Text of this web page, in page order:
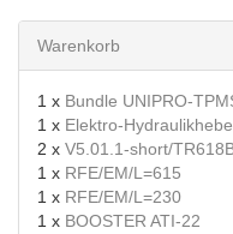
Warenkorb
1 x Bundle UNIPRO-
1 x Elektro-
2 x V5.01.1-short/
1 x RFE/EM/L=615
1 x RFE/EM/L=230
1 x BOOSTER ATI-22